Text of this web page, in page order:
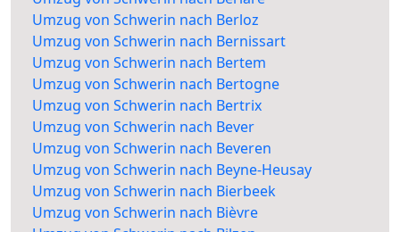
Umzug von Schwerin nach Berloz
Umzug von Schwerin nach Bernissart
Umzug von Schwerin nach Bertem
Umzug von Schwerin nach Bertogne
Umzug von Schwerin nach Bertrix
Umzug von Schwerin nach Bever
Umzug von Schwerin nach Beveren
Umzug von Schwerin nach Beyne-Heusay
Umzug von Schwerin nach Bierbeek
Umzug von Schwerin nach Bièvre